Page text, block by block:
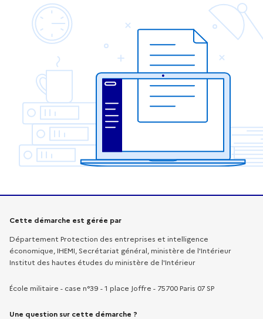
Informations sur la démarche
Cette démarche est gérée par
Département Protection des entreprises et intelligence
économique, IHEMI, Secrétariat général, ministère de l'Intérieur
Institut des hautes études du ministère de l'Intérieur
École militaire - case n°39 - 1 place Joffre - 75700 Paris 07 SP
Une question sur cette démarche ?